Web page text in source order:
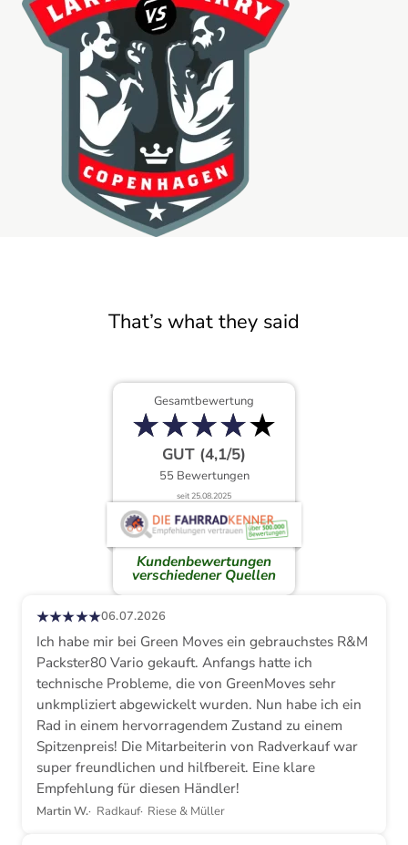
That’s what they said
Gesamtbewertung
★★★★★
★★★★★
GUT (4,1/5)
55 Bewertungen
seit 25.08.2025
Kundenbewertungen
verschiedener Quellen
★★★★★06.07.2026
Ich habe mir bei Green Moves ein gebrauchstes R&M
Packster80 Vario gekauft. Anfangs hatte ich
technische Probleme, die von GreenMoves sehr
unkmpliziert abgewickelt wurden. Nun habe ich ein
Rad in einem hervorragendem Zustand zu einem
Spitzenpreis! Die Mitarbeiterin von Radverkauf war
super freundlichen und hilfbereit. Eine klare
Empfehlung für diesen Händler!
Martin W. Radkauf Riese & Müller